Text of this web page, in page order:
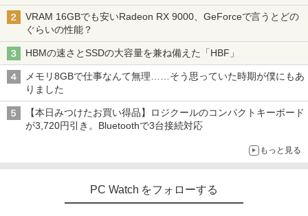
VRAM 16GBでも安いRadeon RX 9000、GeForceで言うとどの
ぐらいの性能？
HBMの速さとSSDの大容量を兼ね備えた「HBF」
メモリ8GBで仕事なんて無理……そう思っていた時期が僕にもあ
りました
【本日みつけたお買い得品】ロジクールのコンパクトキーボード
が3,720円引き。Bluetoothで3台接続対応
もっと見る
PC Watch をフォローする